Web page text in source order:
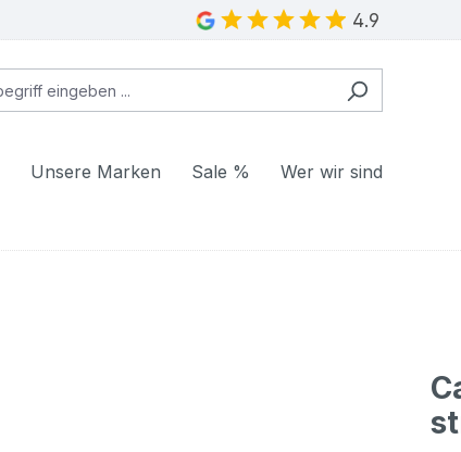
4.9
Unsere Marken Sale % Wer wir sind